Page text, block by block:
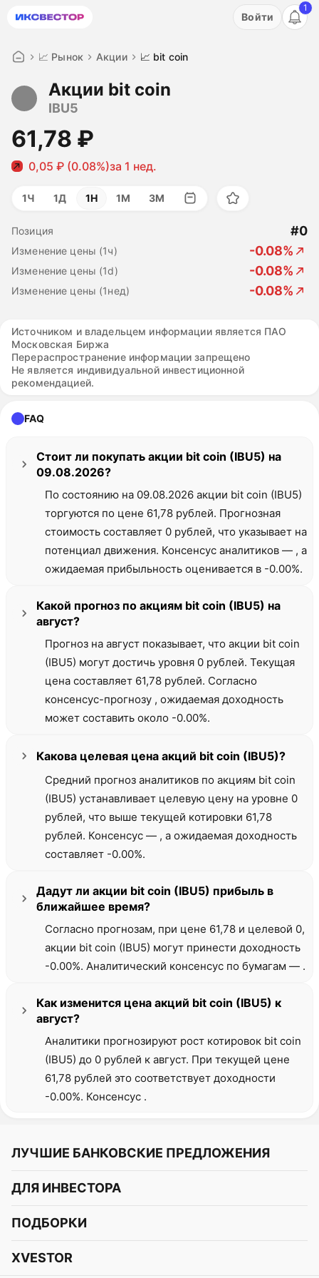
Акция: бесплатный пробный период на 3 дня!
Войти
1
📈 Рынок Акции 📈 bit coin
Акции bit coin
IBU5
61,78 ₽
0,05 ₽ (0.08%)за 1 нед.
1Ч 1Д 1Н 1М 3М
Позиция #0
Изменение цены (1ч) -0.08%
Изменение цены (1d) -0.08%
Изменение цены (1нед) -0.08%
Источником и владельцем информации является ПАО
Московская Биржа
Перераспространение информации запрещено
Не является индивидуальной инвестиционной
рекомендацией.
FAQ
Стоит ли покупать акции bit coin (IBU5) на
09.08.2026?
По состоянию на 09.08.2026 акции bit coin (IBU5)
торгуются по цене 61,78 рублей. Прогнозная
стоимость составляет 0 рублей, что указывает на
потенциал движения. Консенсус аналитиков — , а
ожидаемая прибыльность оценивается в -0.00%.
Какой прогноз по акциям bit coin (IBU5) на
август?
Прогноз на август показывает, что акции bit coin
(IBU5) могут достичь уровня 0 рублей. Текущая
цена составляет 61,78 рублей. Согласно
консенсус-прогнозу , ожидаемая доходность
может составить около -0.00%.
Какова целевая цена акций bit coin (IBU5)?
Средний прогноз аналитиков по акциям bit coin
(IBU5) устанавливает целевую цену на уровне 0
рублей, что выше текущей котировки 61,78
рублей. Консенсус — , а ожидаемая доходность
составляет -0.00%.
Дадут ли акции bit coin (IBU5) прибыль в
ближайшее время?
Согласно прогнозам, при цене 61,78 и целевой 0,
акции bit coin (IBU5) могут принести доходность
-0.00%. Аналитический консенсус по бумагам — .
Как изменится цена акций bit coin (IBU5) к
август?
Аналитики прогнозируют рост котировок bit coin
(IBU5) до 0 рублей к август. При текущей цене
61,78 рублей это соответствует доходности
-0.00%. Консенсус .
ЛУЧШИЕ БАНКОВСКИЕ ПРЕДЛОЖЕНИЯ
Альфа-Банк
СБЕР
Газпромбанк
ДЛЯ ИНВЕСТОРА
Курс акций
Курс облигаций
ПОДБОРКИ
Подборки акций
XVESTOR